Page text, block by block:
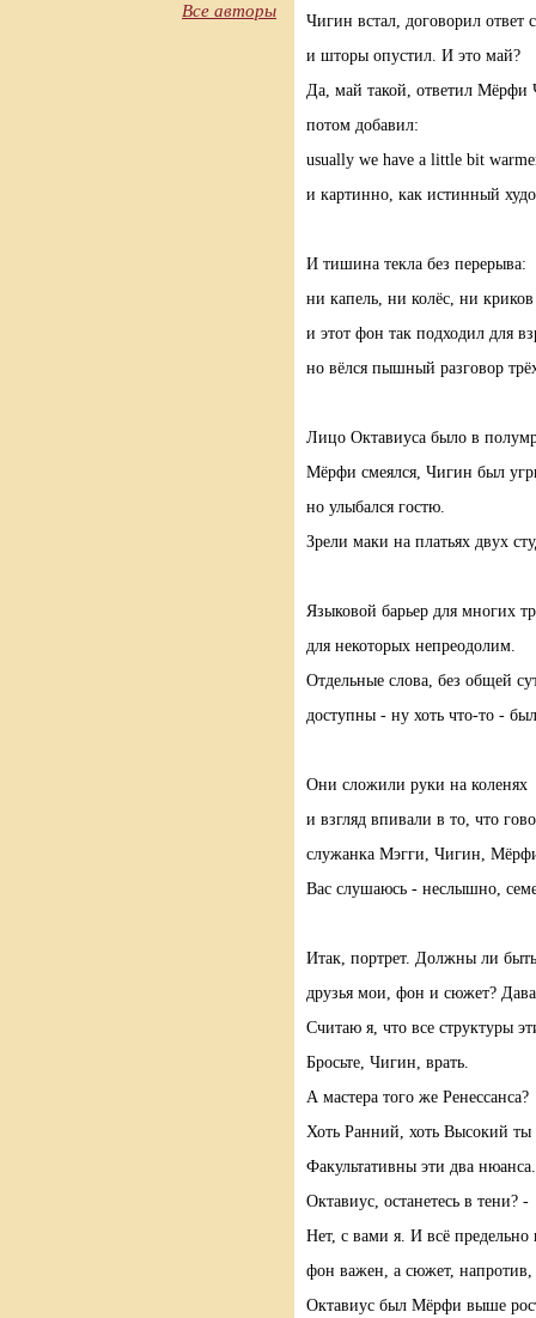
Все авторы
Чигин встал, договорил ответ
и шторы опустил. И это май?
Да, май такой, ответил Мёрфи
потом добавил:
usually we have a little bit
и картинно, как истинный
И тишина текла без перерыва:
ни капель, ни колёс, ни
и этот фон так подходил для
но вёлся пышный разговор
Лицо Октавиуса было в
Мёрфи смеялся, Чигин был
но улыбался гостю.
Зрели маки на платьях двух
Языковой барьер для многих
для некоторых непреодолим.
Отдельные слова, без общей
доступны - ну хоть что-то -
Они сложили руки на коленях
и взгляд впивали в то, что
служанка Мэгги, Чигин,
Вас слушаюсь - неслышно,
Итак, портрет. Должны ли
друзья мои, фон и сюжет?
Считаю я, что все структуры
Бросьте, Чигин, врать.
А мастера того же Ренессанса?
Хоть Ранний, хоть Высокий ты
Факультативны эти два нюанса.
Октавиус, останетесь в тени? -
Нет, с вами я. И всё предельно
фон важен, а сюжет, напротив,
Октавиус был Мёрфи выше